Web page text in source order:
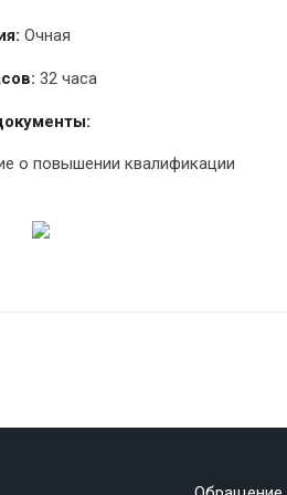
Очная
32 часа
о повышении квалификации